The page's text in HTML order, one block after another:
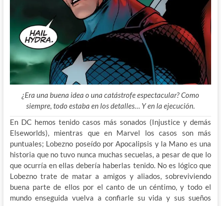
¿Era una buena idea o una catástrofe espectacular? Como
siempre, todo estaba en los detalles… Y en la ejecución.
En DC hemos tenido casos más sonados (Injustice y demás
Elseworlds), mientras que en Marvel los casos son más
puntuales; Lobezno poseído por Apocalipsis y la Mano es una
historia que no tuvo nunca muchas secuelas, a pesar de que lo
que ocurría en ellas debería haberlas tenido. No es lógico que
Lobezno trate de matar a amigos y aliados, sobreviviendo
buena parte de ellos por el canto de un céntimo, y todo el
mundo enseguida vuelva a confiarle su vida y sus sueños